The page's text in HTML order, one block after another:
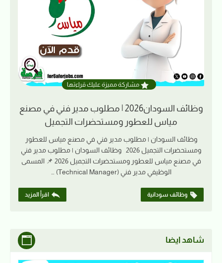
مشاركة مميزة عليك قراءتها
وظائف السودان2026 | مطلوب مدير فني في مصنع
مياس للعطور ومستحضرات التجميل
وظائف السودان | مطلوب مدير فني في مصنع مياس للعطور
ومستحضرات التجميل 2026 وظائف السودان | مطلوب مدير فني
في مصنع مياس للعطور ومستحضرات التجميل 2026 📌 المسمى
الوظيفي مدير فني (Technical Manager) …
وظائف سودانية اقرأ المزيد
شاهد ايضا